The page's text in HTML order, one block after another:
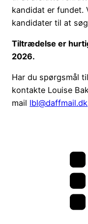
kandidat er fundet.
kandidater til at
Tiltrædelse er
2026.
Har du spørgsmål
kontakte Louise
mail lbl@daffmail.dk